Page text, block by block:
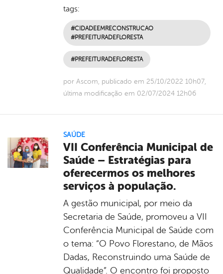
tags:
#CIDADEEMRECONSTRUCAO
#PREFEITURADEFLORESTA
#PREFEITURADEFLORESTA
por Ascom, publicado em 25/10/2022 10h07,
última modificação em 02/07/2024 12h06
SAÚDE
VII Conferência Municipal de
Saúde – Estratégias para
oferecermos os melhores
serviços à população.
A gestão municipal, por meio da
Secretaria de Saúde, promoveu a VII
Conferência Municipal de Saúde com
o tema: “O Povo Florestano, de Mãos
Dadas, Reconstruindo uma Saúde de
Qualidade”. O encontro foi proposto